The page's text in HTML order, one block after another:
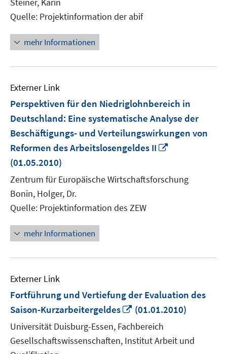
Quelle: Projektinformation der abif
mehr Informationen
Externer Link
Perspektiven für den Niedriglohnbereich in
Deutschland: Eine systematische Analyse der
Beschäftigungs- und Verteilungswirkungen von
Reformen des Arbeitslosengeldes II
öffnen
(01.05.2010)
Zentrum für Europäische Wirtschaftsforschung
Bonin, Holger, Dr.
Quelle: Projektinformation des ZEW
mehr Informationen
Externer Link
Fortführung und Vertiefung der Evaluation des
Saison-Kurzarbeitergeldes
In
neuem
Fenster
öffnen
(01.01.2010)
Universität Duisburg-Essen, Fachbereich
Gesellschaftswissenschaften, Institut Arbeit und